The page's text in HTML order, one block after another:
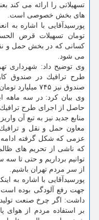
تسهیلاتی را ارائه می
های بخش خصوصی است.
تومان تسهیلات قرض
كسانی كه در بخش حمل و
می شود.
طرح ترافیك در صندوق
صندوق نیز ۷۴۵ میلیارد تومان به این مبلغ اضافه می كند.
حاصل از اجرای طرح ترافیك
منابع جدید نیز به تبع آن
معاون حمل و نقل و
عزمی كه شكل گرفته
كه ناشی از تحریم های
توانیم برداریم و حتی تا سه
از سر مردم تهران باشیم.
پورسیدآقایی با اشاره به
جهت رفع آلودگی بوده است
داشت: اگر چرخ صنعت تولید
بر استفاده مردم از هوای